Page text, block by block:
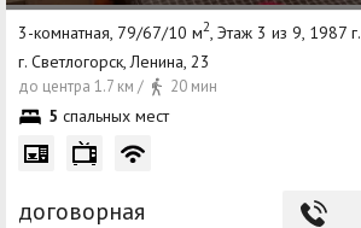
3-комнатная, 79/67/10 м2, Этаж 3 из 9, 1987 г.
г. Светлогорск, Ленина, 23
до центра 1.7 км / 20 мин
5 спальных мест
договорная